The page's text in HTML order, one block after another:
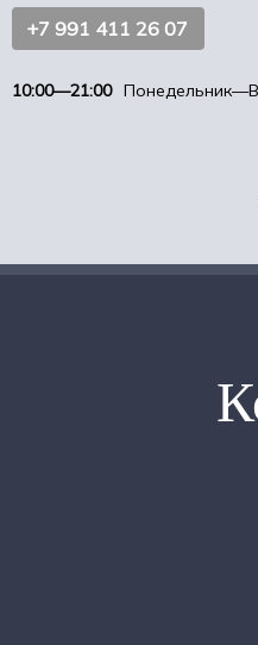
+7 991 411 26 07
10:00—21:00